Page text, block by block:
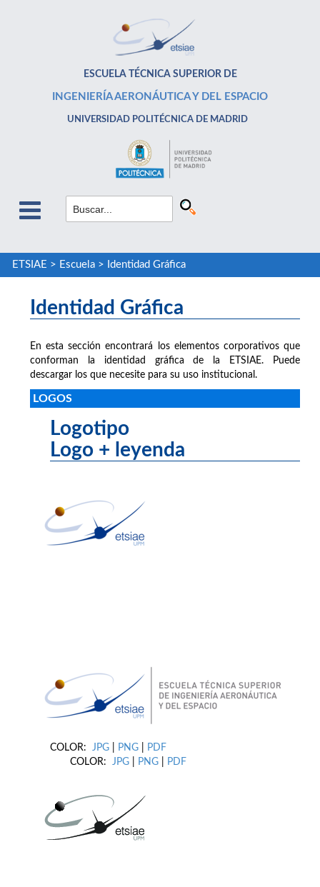
ESCUELA TÉCNICA SUPERIOR DE
INGENIERÍA AERONÁUTICA Y DEL ESPACIO
UNIVERSIDAD POLITÉCNICA DE MADRID
ETSIAE > Escuela> Identidad Gráfica
Identidad Gráfica
En esta sección encontrará los elementos corporativos que
conforman la identidad gráfica de la ETSIAE. Puede
descargar los que necesite para su uso institucional.
LOGOS
Logotipo
Logo + leyenda
COLOR: JPG PNG
PDF
COLOR: JPG PNG PDF